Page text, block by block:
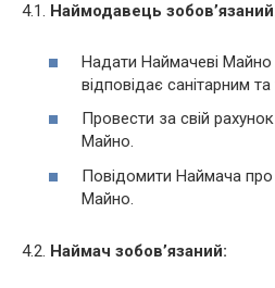
4.1. Наймодавець
Надати Наймачеві Майно
відповідає санітарним
Провести за свій
Майно.
Повідомити Наймача про
Майно.
4.2. Наймач зобов’язаний: